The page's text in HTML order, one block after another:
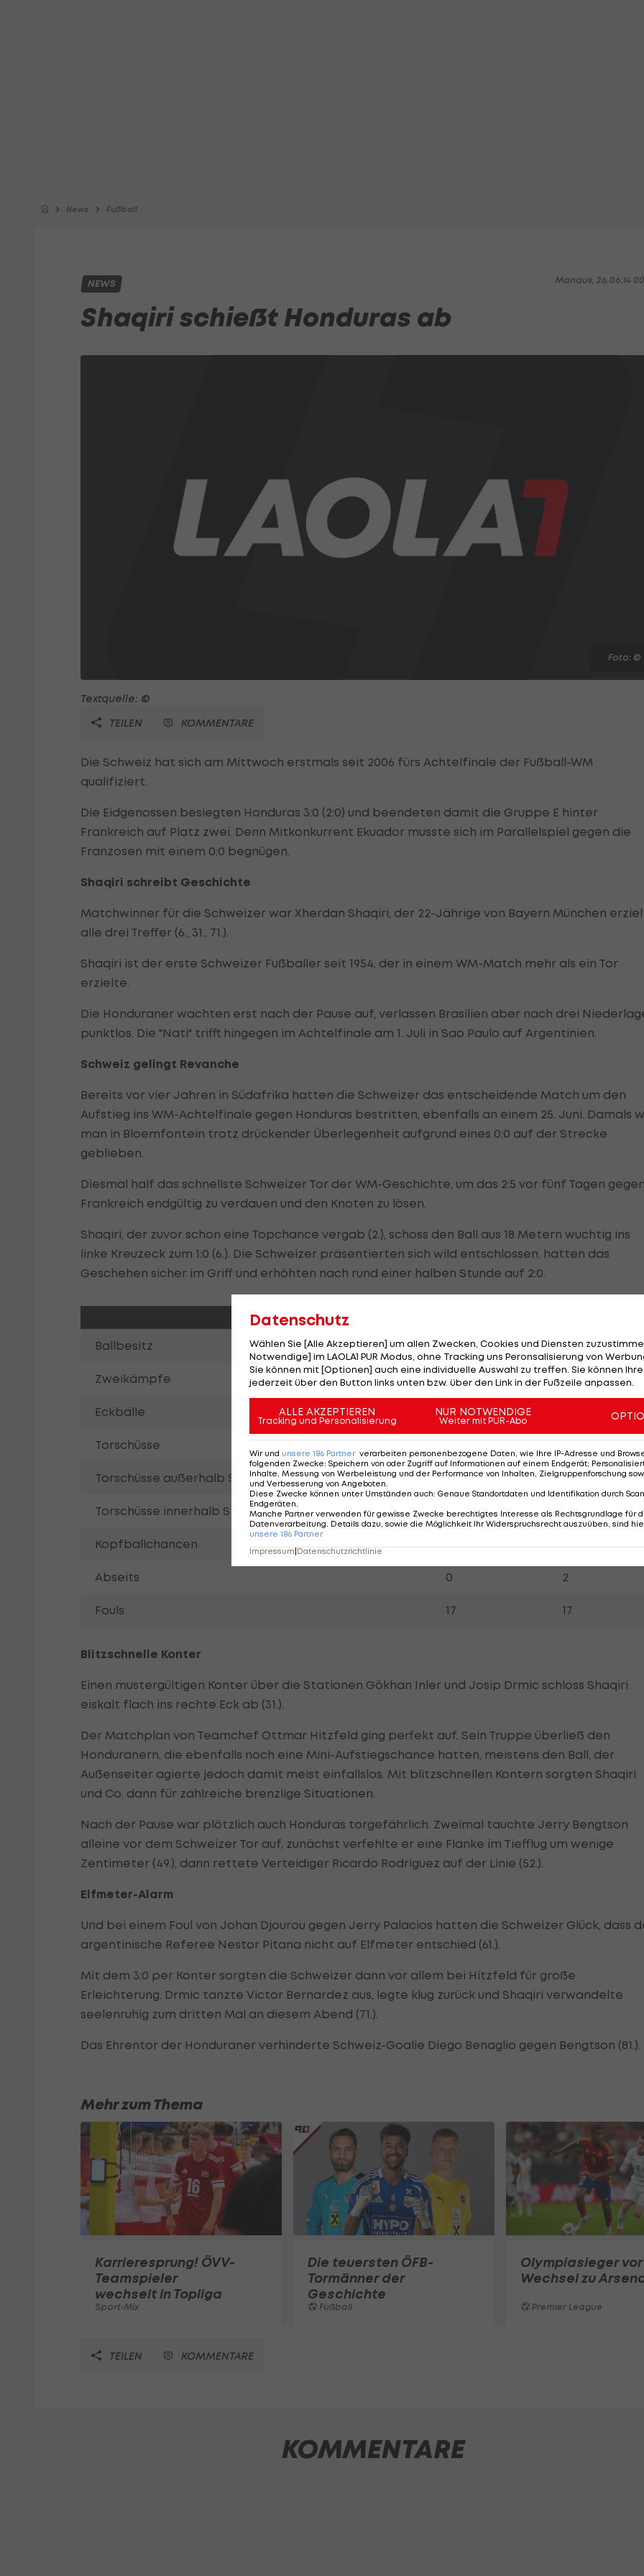
News Fußball
Manaus, 26.06.14
NEWS
Shaqiri schießt Honduras ab
Foto: ©
Textquelle: ©
TEILEN
KOMMENTARE
Die Schweiz hat sich am Mittwoch erstmals seit 2006 fürs Achtelfinale der Fußball-WM
qualifiziert.
Die Eidgenossen besiegten Honduras 3:0 (2:0) und beendeten damit die Gruppe E hinter
Frankreich auf Platz zwei. Denn Mitkonkurrent Ekuador musste sich im Parallelspiel gegen die
Franzosen mit einem 0:0 begnügen.
Shaqiri schreibt Geschichte
Matchwinner für die Schweizer war Xherdan Shaqiri, der 22-Jährige von Bayern München
alle drei Treffer (6., 31., 71.).
Shaqiri ist der erste Schweizer Fußballer seit 1954, der in einem WM-Match mehr als ein Tor
erzielte.
Die Honduraner wachten erst nach der Pause auf, verlassen Brasilien aber nach drei
punktlos. Die "Nati" trifft hingegen im Achtelfinale am 1. Juli in Sao Paulo auf Argentinien.
Schweiz gelingt Revanche
Bereits vor vier Jahren in Südafrika hatten die Schweizer das entscheidende Match um den
Aufstieg ins WM-Achtelfinale gegen Honduras bestritten, ebenfalls an einem 25. Juni. Damals
man in Bloemfontein trotz drückender Überlegenheit aufgrund eines 0:0 auf der Strecke
geblieben.
Diesmal half das schnellste Schweizer Tor der WM-Geschichte, um das 2:5 vor fünf Tagen
Frankreich endgültig zu verdauen und den Knoten zu lösen.
Shaqiri, der zuvor schon eine Topchance vergab (2.), schoss den Ball aus 18 Metern wuchtig ins
linke Kreuzeck zum 1:0 (6.). Die Schweizer präsentierten sich wild entschlossen, hatten das
Geschehen sicher im Griff und erhöhten nach rund einer halben Stunde auf 2:0.
Ballbesitz 61.9 % 38.1 %
Zweikämpfe 47.96 % 52.04 %
Eckbälle 8
Torschüsse 12 16
Torschüsse außerhalb Strafraum 7 6
Torschüsse innerhalb Strafraum 5 10
Kopfballchancen 2 0
Abseits 0 2
Fouls 17 17
Blitzschnelle Konter
Einen mustergültigen Konter über die Stationen Gökhan Inler und Josip Drmic schloss Shaqiri
eiskalt flach ins rechte Eck ab (31.).
Der Matchplan von Teamchef Ottmar Hitzfeld ging perfekt auf. Sein Truppe überließ den
Honduranern, die ebenfalls noch eine Mini-Aufstiegschance hatten, meistens den Ball, der
Außenseiter agierte jedoch damit meist einfallslos. Mit blitzschnellen Kontern sorgten Shaqiri
und Co. dann für zahlreiche brenzlige Situationen.
Nach der Pause war plötzlich auch Honduras torgefährlich. Zweimal tauchte Jerry Bengtson
alleine vor dem Schweizer Tor auf, zunächst verfehlte er eine Flanke im Tiefflug um wenige
Zentimeter (49.), dann rettete Verteidiger Ricardo Rodriguez auf der Linie (52.).
Elfmeter-Alarm
Und bei einem Foul von Johan Djourou gegen Jerry Palacios hatten die Schweizer Glück, dass
argentinische Referee Nestor Pitana nicht auf Elfmeter entschied (61.).
Mit dem 3:0 per Konter sorgten die Schweizer dann vor allem bei Hitzfeld für große
Erleichterung. Drmic tanzte Victor Bernardez aus, legte klug zurück und Shaqiri verwandelte
seelenruhig zum dritten Mal an diesem Abend (71.).
Das Ehrentor der Honduraner verhinderte Schweiz-Goalie Diego Benaglio gegen Bengtson (81.).
Mehr zum Thema
Karrieresprung! ÖVV-
Teamspieler
wechselt in Topliga
Sport-Mix
Die teuersten ÖFB-
Tormänner der
Geschichte
Fußball
Olympiasieger vor
Wechsel zu
Premier League
TEILEN KOMMENTARE
KOMMENTARE
Datenschutz
Wählen Sie [Alle Akzeptieren] um allen Zwecken, Cookies und Diensten
Notwendige] im LAOLA1 PUR Modus, ohne Tracking uns Peronsalisierung von
Sie können mit [Optionen] auch eine individuelle Auswahl zu treffen. Sie können
jederzeit über den Button links unten bzw. über den Link in der Fußzeile anpassen.
ALLE AKZEPTIEREN
Tracking und Personalisierung
NUR NOTWENDIGE
Weiter mit PUR-Abo
Wir und unsere 186 Partner verarbeiten personenbezogene Daten, wie Ihre IP-Adresse und
folgenden Zwecke: Speichern von oder Zugriff auf Informationen auf einem Endgerät;
Inhalte, Messung von Werbeleistung und der Performance von Inhalten, Zielgruppenforschung
und Verbesserung von Angeboten
Diese Zwecke können unter Umständen auch: Genaue Standortdaten und Identifikation durch
Endgeräten
Manche Partner verwenden für gewisse Zwecke berechtigtes Interesse als Rechtsgrundlage für
Datenverarbeitung. Details dazu, sowie die Möglichkeit Ihr Widerspruchsrecht auszuüben, sind
unsere 186 Partner
Impressum|Datenschutzrichtlinie